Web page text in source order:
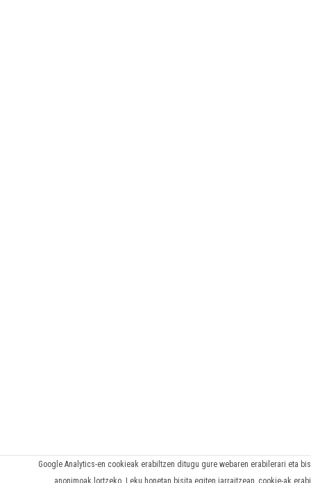
Google Analytics-en cookieak erabiltzen ditugu gure webaren erabilerari eta